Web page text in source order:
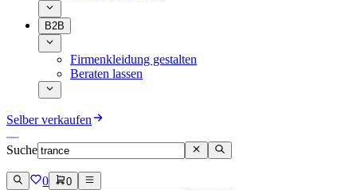
B2B
Firmenkleidung gestalten
Beraten lassen
Selber verkaufen
Suche
0 0